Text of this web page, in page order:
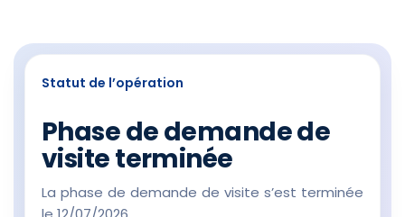
Statut de l’opération
Phase de demande de
visite terminée
La phase de demande de visite s’est terminée